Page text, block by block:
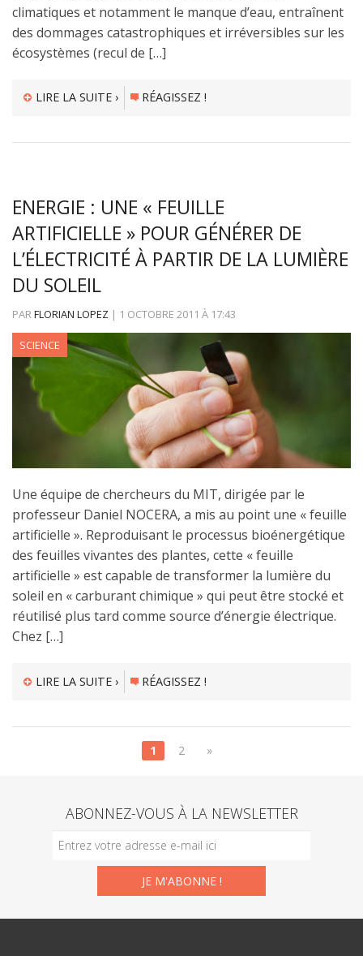
climatiques et notamment le manque d’eau, entraînent
des dommages catastrophiques et irréversibles sur les
écosystèmes (recul de […]
LIRE LA SUITE › RÉAGISSEZ !
ENERGIE : UNE « FEUILLE
ARTIFICIELLE » POUR GÉNÉRER DE
L’ÉLECTRICITÉ À PARTIR DE LA LUMIÈRE
DU SOLEIL
PARFLORIAN LOPEZ | 1 OCTOBRE 2011 À 17:43
SCIENCE
Une équipe de chercheurs du MIT, dirigée par le
professeur Daniel NOCERA, a mis au point une « feuille
artificielle ». Reproduisant le processus bioénergétique
des feuilles vivantes des plantes, cette « feuille
artificielle » est capable de transformer la lumière du
soleil en « carburant chimique » qui peut être stocké et
réutilisé plus tard comme source d’énergie électrique.
Chez […]
LIRE LA SUITE › RÉAGISSEZ !
1 2 »
ABONNEZ-VOUS À LA NEWSLETTER